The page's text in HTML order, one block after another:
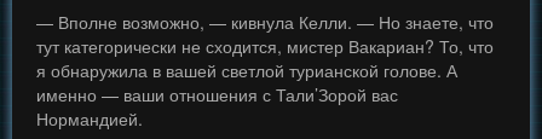
— Вполне возможно, — кивнула Келли. — Но знаете, что
тут категорически не сходится, мистер Вакариан? То, что
я обнаружила в вашей светлой турианской голове. А
именно — ваши отношения с Тали’Зорой вас
Нормандией.